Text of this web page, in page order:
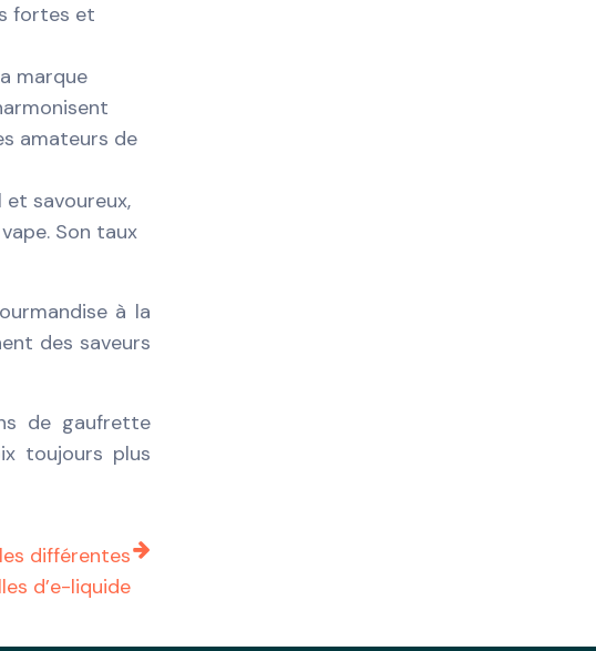
fortes et
marque
amateurs de
et savoureux,
Son taux
à la
des saveurs
de gaufrette
toujours plus
différentes
d’e-liquide